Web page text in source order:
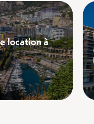
location à